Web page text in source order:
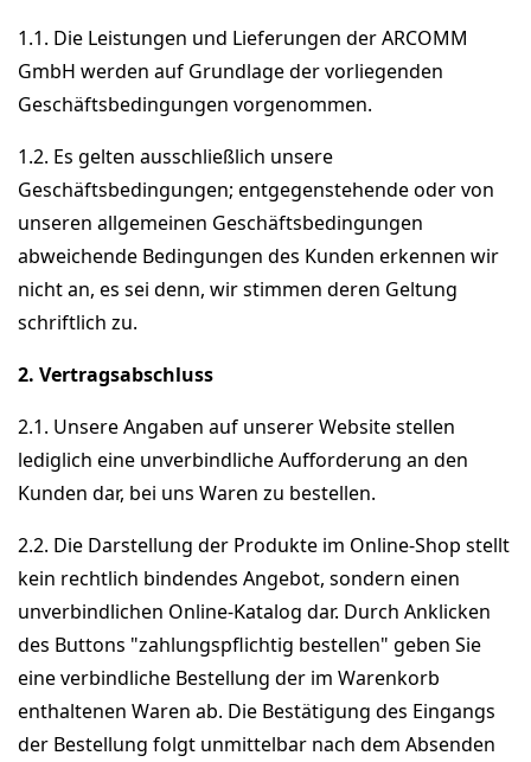
1.1. Die Leistungen und Lieferungen der ARCOMM
GmbH werden auf Grundlage der vorliegenden
Geschäftsbedingungen vorgenommen.
1.2. Es gelten ausschließlich unsere
Geschäftsbedingungen; entgegenstehende oder von
unseren allgemeinen Geschäftsbedingungen
abweichende Bedingungen des Kunden erkennen wir
nicht an, es sei denn, wir stimmen deren Geltung
schriftlich zu.
2. Vertragsabschluss
2.1. Unsere Angaben auf unserer Website stellen
lediglich eine unverbindliche Aufforderung an den
Kunden dar, bei uns Waren zu bestellen.
2.2. Die Darstellung der Produkte im Online-Shop stellt
kein rechtlich bindendes Angebot, sondern einen
unverbindlichen Online-Katalog dar. Durch Anklicken
des Buttons "zahlungspflichtig bestellen" geben Sie
eine verbindliche Bestellung der im Warenkorb
enthaltenen Waren ab. Die Bestätigung des Eingangs
der Bestellung folgt unmittelbar nach dem Absenden